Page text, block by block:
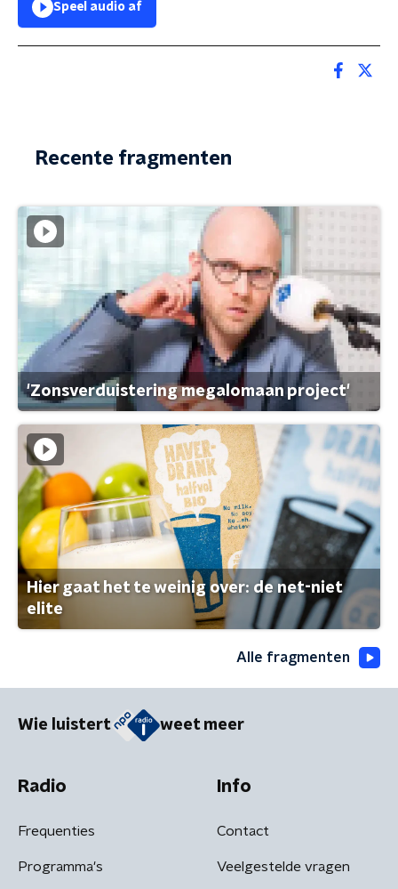
Speel audio af
Recente fragmenten
'Zonsverduistering megalomaan project'
Hier gaat het te weinig over: de net-niet
elite
Alle fragmenten
Wie luistert weet meer
Radio
Frequenties
Programma's
Info
Contact
Veelgestelde vragen